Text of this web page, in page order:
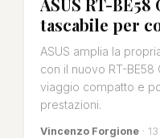
ASUS RT-
tascabile per
ASUS amplia la
con il nuovo RT-BE58
viaggio compatto e
prestazioni.
Vincenzo Forgione ·